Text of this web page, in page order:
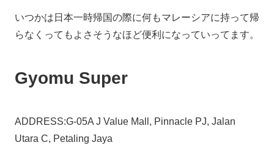
いつかは日本一時帰国の際に何もマレーシアに持って帰
らなくってもよさそうなほど便利になっていってます。
Gyomu Super
ADDRESS:G-05A J Value Mall, Pinnacle PJ, Jalan
Utara C, Petaling Jaya